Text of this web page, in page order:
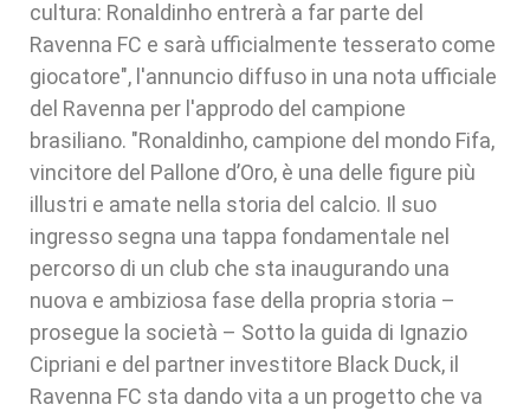
cultura: Ronaldinho entrerà a far parte del
Ravenna FC e sarà ufficialmente tesserato come
giocatore", l'annuncio diffuso in una nota ufficiale
del Ravenna per l'approdo del campione
brasiliano. "Ronaldinho, campione del mondo Fifa,
vincitore del Pallone d’Oro, è una delle figure più
illustri e amate nella storia del calcio. Il suo
ingresso segna una tappa fondamentale nel
percorso di un club che sta inaugurando una
nuova e ambiziosa fase della propria storia –
prosegue la società – Sotto la guida di Ignazio
Cipriani e del partner investitore Black Duck, il
Ravenna FC sta dando vita a un progetto che va